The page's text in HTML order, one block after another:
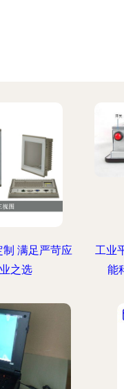
满足严苛应
之选
工业
能